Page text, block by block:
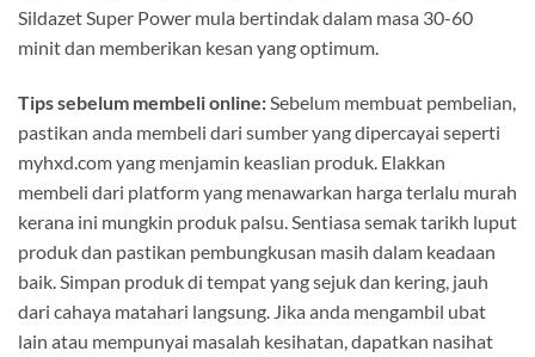
Sildazet Super Power mula bertindak dalam masa 30-60
minit dan memberikan kesan yang optimum.
Tips sebelum membeli online: Sebelum membuat pembelian,
pastikan anda membeli dari sumber yang dipercayai seperti
myhxd.com yang menjamin keaslian produk. Elakkan
membeli dari platform yang menawarkan harga terlalu murah
kerana ini mungkin produk palsu. Sentiasa semak tarikh luput
produk dan pastikan pembungkusan masih dalam keadaan
baik. Simpan produk di tempat yang sejuk dan kering, jauh
dari cahaya matahari langsung. Jika anda mengambil ubat
lain atau mempunyai masalah kesihatan, dapatkan nasihat